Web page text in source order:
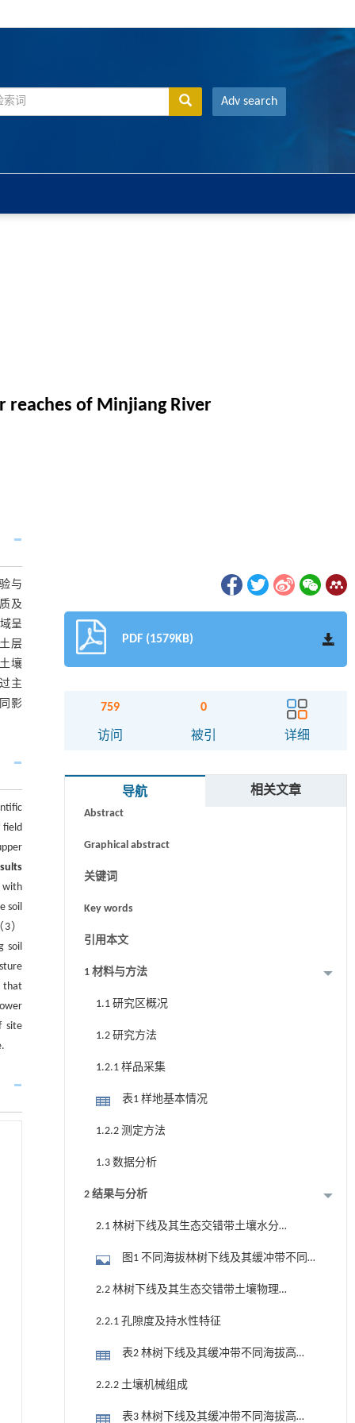
Adv search
of Minjiang River
与
及
呈
层
壤
主
影
field
with
soil
）
soil
that
site
PDF (1579KB)
759
访问
0
被引 详细
导航 相关文章
Abstract
Graphical abstract
关键词
Key words
引用本文
1 材料与方法
1.1 研究区概况
1.2 研究方法
1.2.1 样品采集
表1 样地基本情况
1.2.2 测定方法
1.3 数据分析
2 结果与分析
2.1 林树下线及其生态交错带土壤水分
图1 不同海拔林树下线及其缓冲带不同
深度土壤剖面水分含量
2.2 林树下线及其生态交错带土壤物理
性质分析
2.2.1 孔隙度及持水性特征
表2 林树下线及其缓冲带不同海拔高
度、不同深度土壤孔隙度及持水性状况
2.2.2 土壤机械组成
表3 林树下线及其缓冲带不同海拔高